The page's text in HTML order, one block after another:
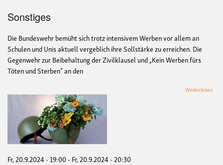
Sonstiges
Die Bundeswehr bemüht sich trotz intensivem Werben vor allem an
Schulen und Unis aktuell vergeblich ihre Sollstärke zu erreichen. Die
Gegenwehr zur Beibehaltung der Zivilklausel und „Kein Werben fürs
Töten und Sterben“ an den
Weiterlesen
Fr, 20.9.2024 - 19:00- Fr, 20.9.2024 - 20:30